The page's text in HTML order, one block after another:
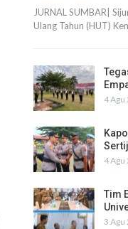
JURNAL SUMBAR|
Ulang Tahun (HUT)
4 Agu
4 Agu
Tim
3 Agu